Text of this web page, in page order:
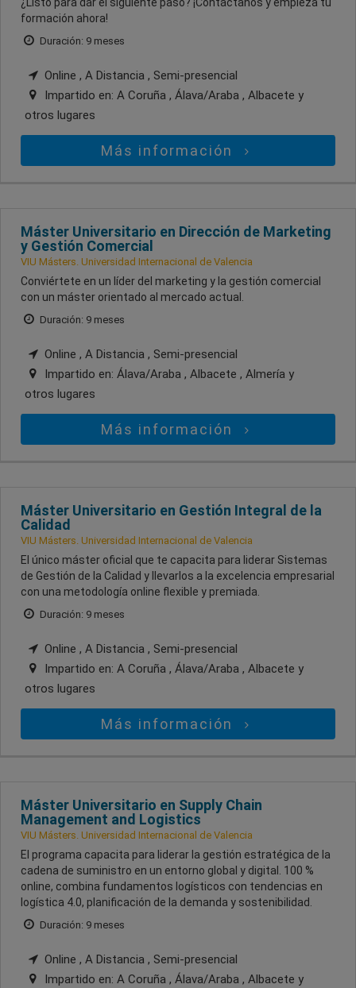
formación ahora!
Duración: 9 meses
Online , A Distancia , Semi-presencial
Impartido en: A Coruña , Álava/Araba , Albacete y
otros lugares
Más información
Máster Universitario en Dirección de Marketing
y Gestión Comercial
VIU Másters. Universidad Internacional de Valencia
Conviértete en un líder del marketing y la gestión comercial
con un máster orientado al mercado actual.
Duración: 9 meses
Online , A Distancia , Semi-presencial
Impartido en: Álava/Araba , Albacete , Almería y
otros lugares
Más información
Máster Universitario en Gestión Integral de la
Calidad
VIU Másters. Universidad Internacional de Valencia
El único máster oficial que te capacita para liderar Sistemas
de Gestión de la Calidad y llevarlos a la excelencia empresarial
con una metodología online flexible y premiada.
Duración: 9 meses
Online , A Distancia , Semi-presencial
Impartido en: A Coruña , Álava/Araba , Albacete y
otros lugares
Más información
Máster Universitario en Supply Chain
Management and Logistics
VIU Másters. Universidad Internacional de Valencia
El programa capacita para liderar la gestión estratégica de la
cadena de suministro en un entorno global y digital. 100 %
online, combina fundamentos logísticos con tendencias en
logística 4.0, planificación de la demanda y sostenibilidad.
Duración: 9 meses
Online , A Distancia , Semi-presencial
Impartido en: A Coruña , Álava/Araba , Albacete y